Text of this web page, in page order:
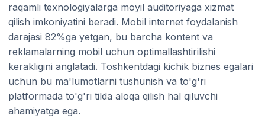
raqamli texnologiyalarga moyil auditoriyaga xizmat
qilish imkoniyatini beradi. Mobil internet foydalanish
darajasi 82%ga yetgan, bu barcha kontent va
reklamalarning mobil uchun optimallashtirilishi
kerakligini anglatadi. Toshkentdagi kichik biznes egalari
uchun bu ma'lumotlarni tushunish va to'g'ri
platformada to'g'ri tilda aloqa qilish hal qiluvchi
ahamiyatga ega.